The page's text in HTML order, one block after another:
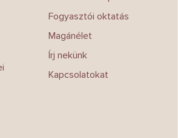
Fogyasztói oktatás
Magánélet
Írj nekünk
Kapcsolatokat